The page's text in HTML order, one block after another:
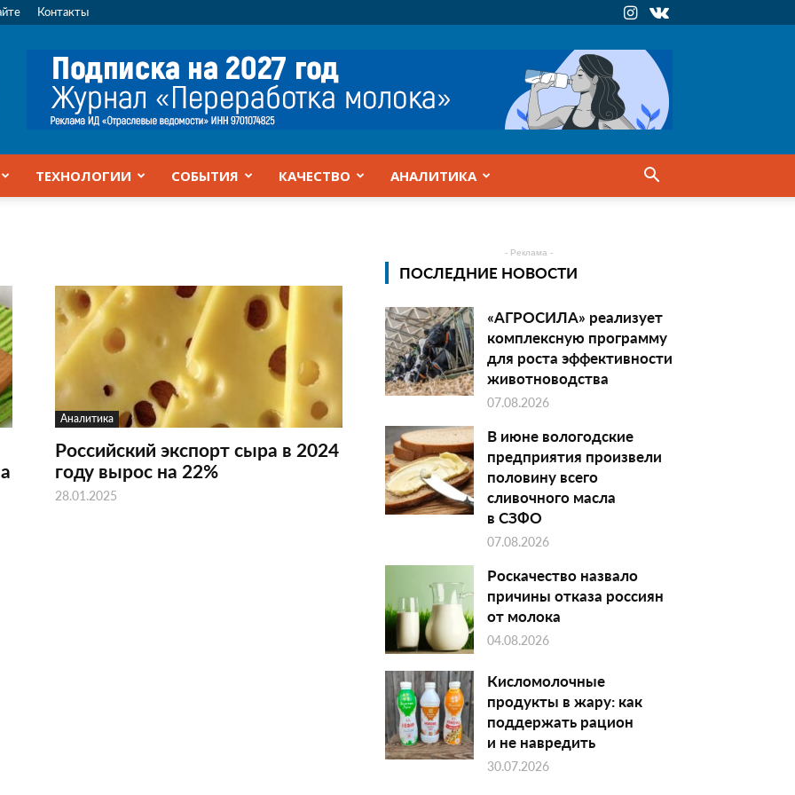
Контакты
ТЕХНОЛОГИИ СОБЫТИЯ КАЧЕСТВО АНАЛИТИКА
Аналитика
Российский экспорт сыра в 2024
году вырос на 22%
28.01.2025
- Реклама -
ПОСЛЕДНИЕ НОВОСТИ
«АГРОСИЛА» реализует
комплексную программу
для роста эффективности
животноводства
07.08.2026
В июне вологодские
предприятия произвели
половину всего
сливочного масла
в СЗФО
07.08.2026
Роскачество назвало
причины отказа россиян
от молока
04.08.2026
Кисломолочные
продукты в жару: как
поддержать рацион
и не навредить
30.07.2026